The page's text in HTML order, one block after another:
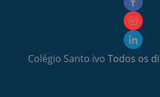
Colégio Santo ivo Todos os